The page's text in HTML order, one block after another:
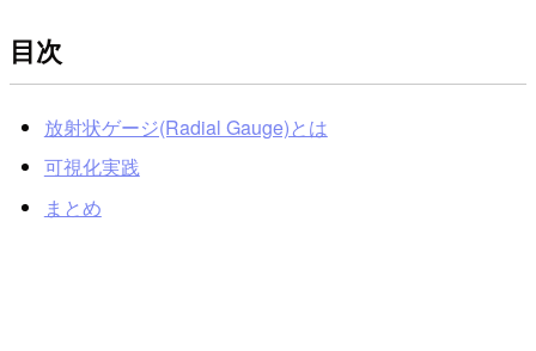
目次
放射状ゲージ(Radial Gauge)とは
可視化実践
まとめ